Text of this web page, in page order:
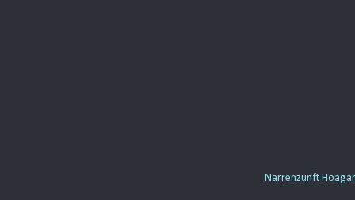
Narrenzunft